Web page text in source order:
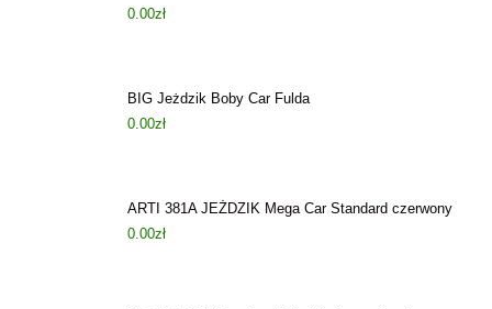
0.00zł
BIG Jeżdzik Boby Car Fulda
0.00zł
ARTI 381A JEŻDZIK Mega Car Standard czerwony
0.00zł